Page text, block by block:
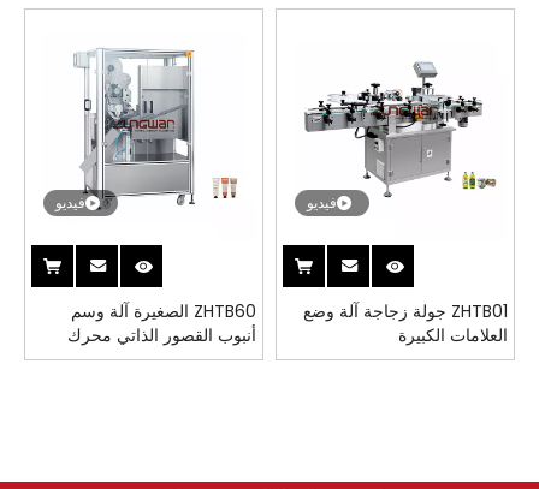
فيديو
ZHTB01 جولة زجاجة آلة وضع
العلامات الكبيرة
فيديو
ZHTB60 الصغيرة آلة وسم
أنبوب القصور الذاتي محرك
سيرفو